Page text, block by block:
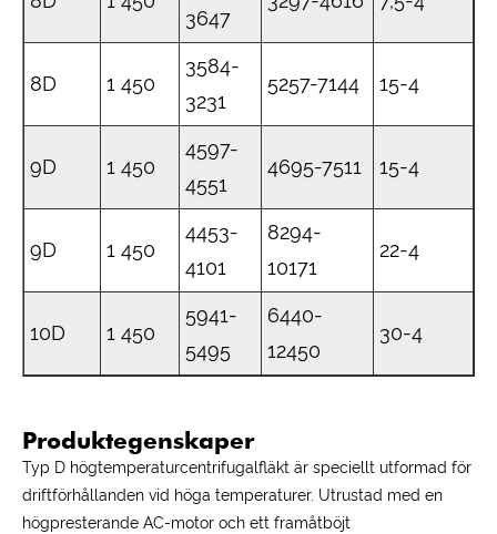
3647
8D 1 450
3584-
3231
5257-7144 15-4
9D 1 450
4597-
4551
4695-7511 15-4
9D 1 450
4453-
4101
8294-
10171
22-4
10D 1 450
5941-
5495
6440-
12450
30-4
Produktegenskaper
Typ D högtemperaturcentrifugalfläkt är speciellt utformad för
driftförhållanden vid höga temperaturer. Utrustad med en
högpresterande AC-motor och ett framåtböjt